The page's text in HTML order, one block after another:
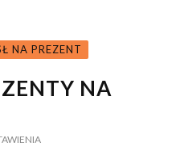
NA PREZENT
NA